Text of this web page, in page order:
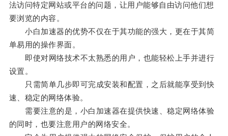
法访问特定网站或平台的问题，让用户能够自由访问他们想
要浏览的内容。
小白加速器的优势不仅在于其功能的强大，更在于其简
单易用的操作界面。
即使对网络技术不太熟悉的用户，也能轻松上手并进行
设置。
只需简单几步即可完成安装和配置，之后就能享受到快
速、稳定的网络体验。
需要注意的是，小白加速器在提供快速、稳定网络体验
的同时，也要注意用户的网络安全。